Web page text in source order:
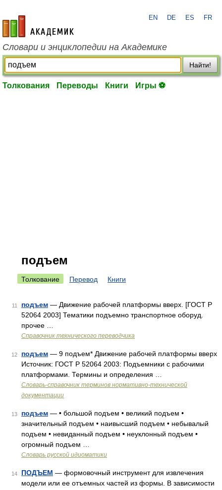
academic.ru
EN DE ES FR
Словари и энциклопедии на Академике
Найти!
Толкования Переводы Книги Игры ⚽
подъем
Толкование Перевод Книги
11 подъем — Движение рабочей платформы вверх. [ГОСТ Р
52064 2003] Тематики подъемно транспортное оборуд.
прочее …
Справочник технического переводчика
12 подъем — 9 подъем* Движение рабочей платформы вверх
Источник: ГОСТ Р 52064 2003: Подъемники с рабочими
платформами. Термины и определения …
Словарь-справочник терминов нормативно-технической
документации
13 подъем — • большой подъем • великий подъем •
значительный подъем • наивысший подъем • небывалый
подъем • невиданный подъем • неуклонный подъем •
огромный подъем …
Словарь русской идиоматики
14 ПОДЪЕМ — формовочный инструмент для извлечения
модели или ее отъемных частей из формы. В зависимости